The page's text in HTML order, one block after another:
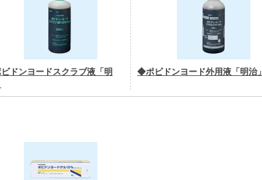
ドンヨードスクラブ液「明
◆ポビドンヨード外用液「明治」